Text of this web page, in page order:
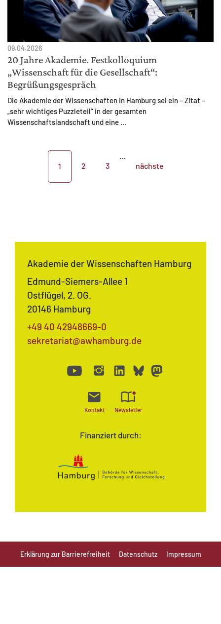
09.04.2026
20 Jahre Akademie. Festkolloquium
„Wissenschaft für die Gesellschaft“:
Begrüßungsgespräch
Die Akademie der Wissenschaften in Hamburg sei ein – Zitat –
„sehr wichtiges Puzzleteil“ in der gesamten
Wissenschaftslandschaft und eine ...
1 2 3
…
nächste
Finanziert durch:
Akademie der Wissenschaften Hamburg
Edmund-Siemers-Allee 1
Ostflügel, 2. OG.
20146 Hamburg
+49 40 42948669-0
sekretariat@awhamburg.de
Kontakt Newsletter
Erklärung zur Barrierefreiheit Datenschutz Impressum